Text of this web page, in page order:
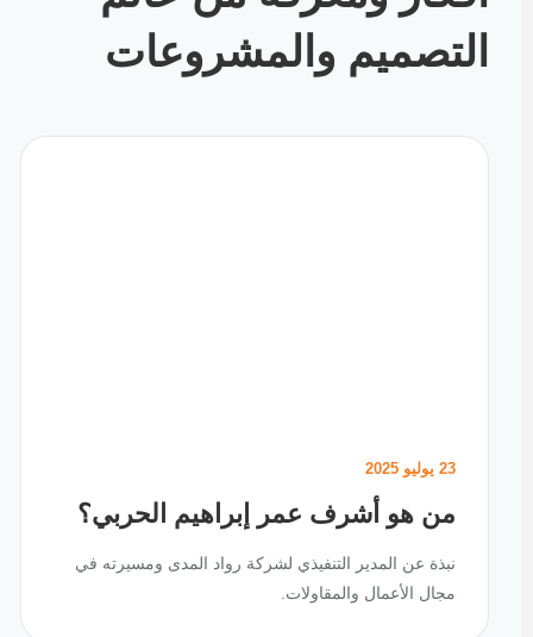
التصميم والمشروعات
23 يوليو 2025
من هو أشرف عمر إبراهيم الحربي؟
نبذة عن المدير التنفيذي لشركة رواد المدى ومسيرته في
مجال الأعمال والمقاولات.